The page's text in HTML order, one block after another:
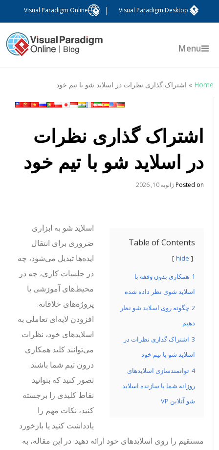
Visual Paradigm Desktop
Visual Paradigm Online
Menu
Home
» اشتراک گذاری نظرات در اسلاید شو با تیم خود
اشتراک گذاری نظرات
در اسلاید شو با تیم خود
Posted onژانویه 10, 2026
Table of Contents
hide
همکاری بدون وقفه با
اسلاید شوی نظر داده شده
چگونه روی اسلاید شو نظر
دهیم
اشتراک گذاری نظرات در
اسلاید شو با تیم خود
توانمندسازی اسلایدهای
روزانه شما با سازنده اسلاید
شو آنلاین VP
اسلاید شو به ابزاری
ضروری برای انتقال
ایده‌ها تبدیل می‌شود، چه
در جلسات کاری، چه در
محیط‌های آموزشی یا
پروژه‌های خلاقانه.
افزودن لایه‌ای تعاملی به
اسلایدهای خود، نظرات
می‌توانند کلید همکاری
درون تیم شما باشند.
تصور کنید که بتوانید
نقاط کلیدی را برجسته
کنید، نکات مهم را
یادداشت کنید یا بازخورد
مستقیم را روی اسلایدهای خود ارائه دهید. در این مقاله، به